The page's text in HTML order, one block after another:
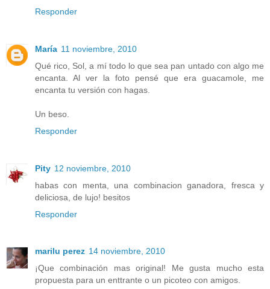
Responder
María 11 noviembre, 2010
Qué rico, Sol, a mí todo lo que sea pan untado con algo me
encanta. Al ver la foto pensé que era guacamole, me
encanta tu versión con hagas.
Un beso.
Responder
Pity 12 noviembre, 2010
habas con menta, una combinacion ganadora, fresca y
deliciosa, de lujo! besitos
Responder
marilu perez 14 noviembre, 2010
¡Que combinación mas original! Me gusta mucho esta
propuesta para un enttrante o un picoteo con amigos.